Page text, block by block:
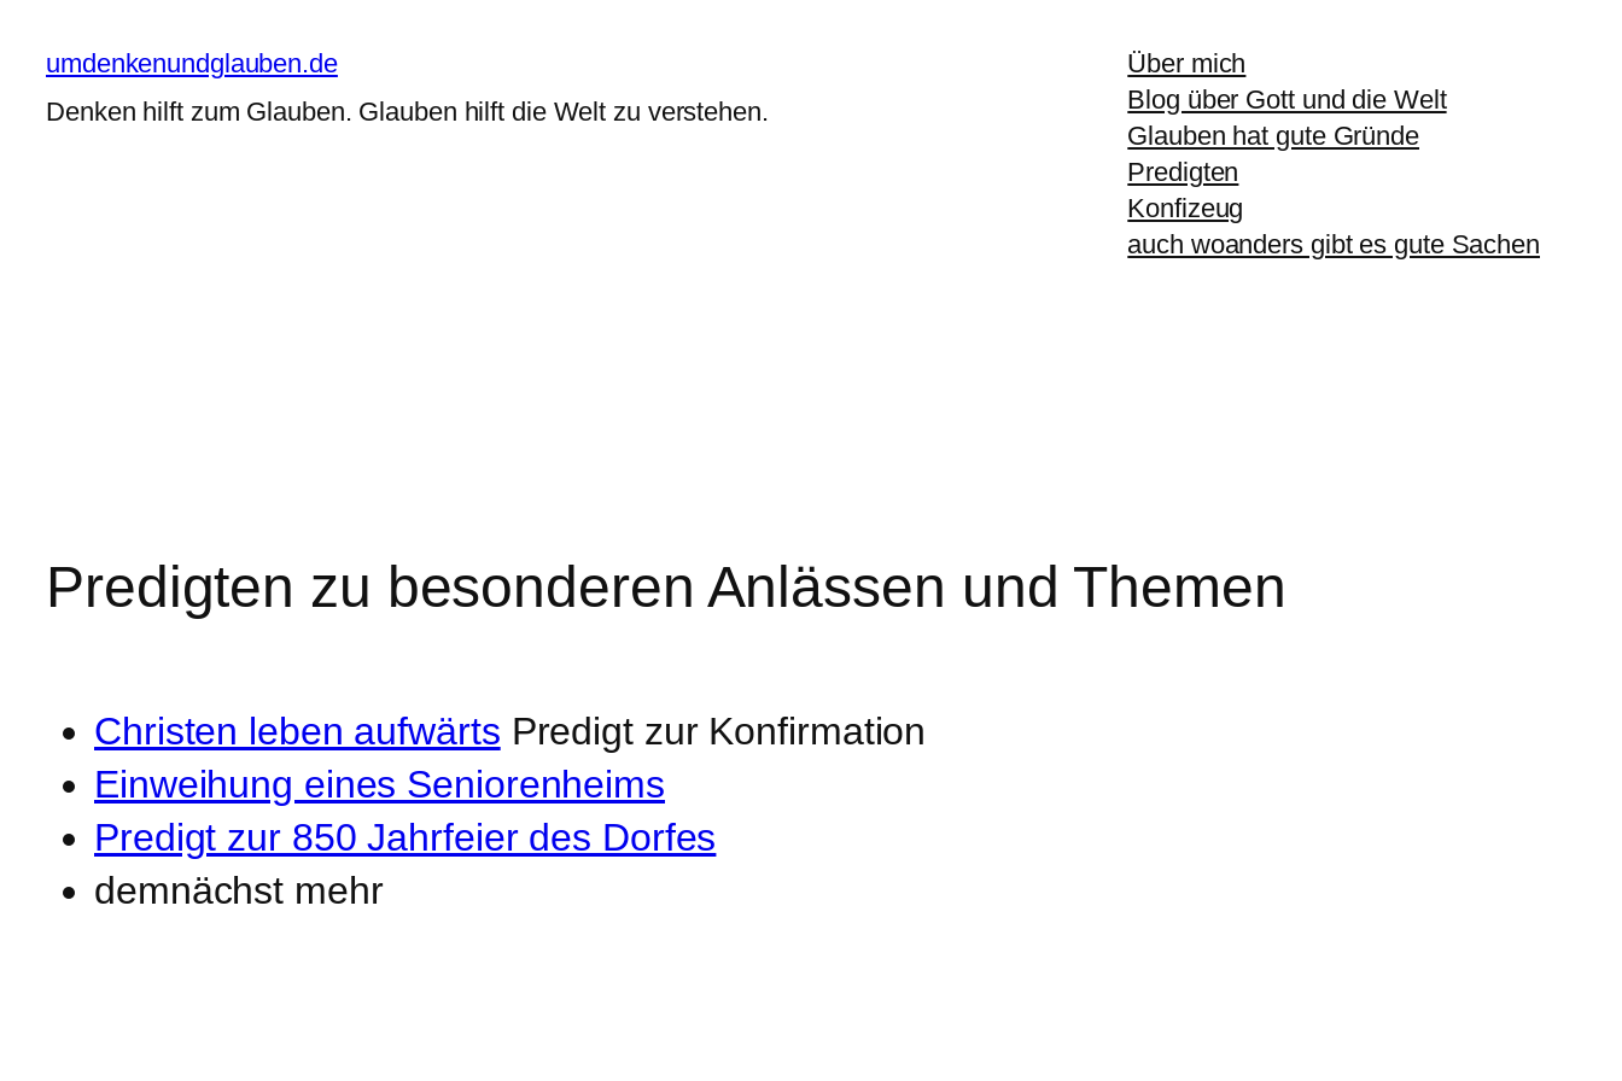
Inhalt
springen
umdenkenundglauben.de
Denken hilft zum Glauben. Glauben hilft die Welt zu verstehen.
Über mich
Blog über Gott und die Welt
Glauben hat gute Gründe
Predigten
Konfizeug
auch woanders gibt es gute Sachen
Predigten zu besonderen Anlässen und Themen
Christen leben aufwärts Predigt zur Konfirmation
Einweihung eines Seniorenheims
Predigt zur 850 Jahrfeier des Dorfes
demnächst mehr